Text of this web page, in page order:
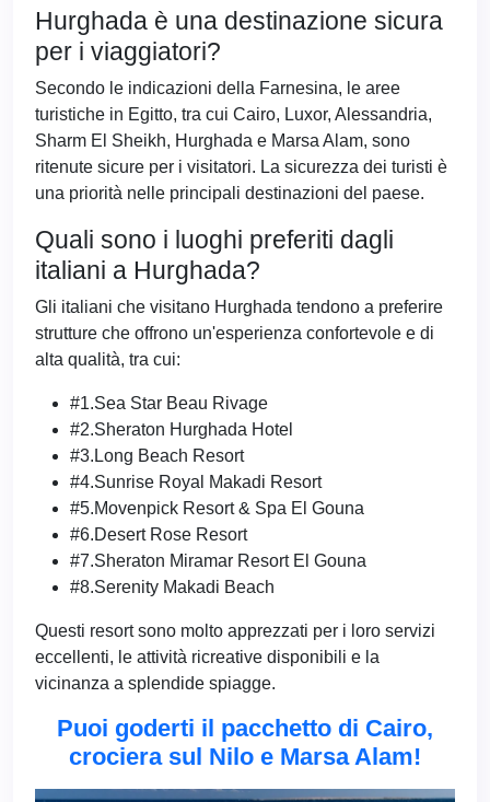
Hurghada è una destinazione sicura
per i viaggiatori?
Secondo le indicazioni della Farnesina, le aree
turistiche in Egitto, tra cui Cairo, Luxor, Alessandria,
Sharm El Sheikh, Hurghada e Marsa Alam, sono
ritenute sicure per i visitatori. La sicurezza dei turisti è
una priorità nelle principali destinazioni del paese.
Quali sono i luoghi preferiti dagli
italiani a Hurghada?
Gli italiani che visitano Hurghada tendono a preferire
strutture che offrono un'esperienza confortevole e di
alta qualità, tra cui:
#1.Sea Star Beau Rivage
#2.Sheraton Hurghada Hotel
#3.Long Beach Resort
#4.Sunrise Royal Makadi Resort
#5.Movenpick Resort & Spa El Gouna
#6.Desert Rose Resort
#7.Sheraton Miramar Resort El Gouna
#8.Serenity Makadi Beach
Questi resort sono molto apprezzati per i loro servizi
eccellenti, le attività ricreative disponibili e la
vicinanza a splendide spiagge.
Puoi goderti il pacchetto di Cairo,
crociera sul Nilo e Marsa Alam!